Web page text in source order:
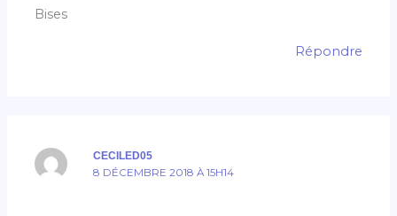
Bises
Répondre
CECILED05
8 DÉCEMBRE 2018 À 15H14